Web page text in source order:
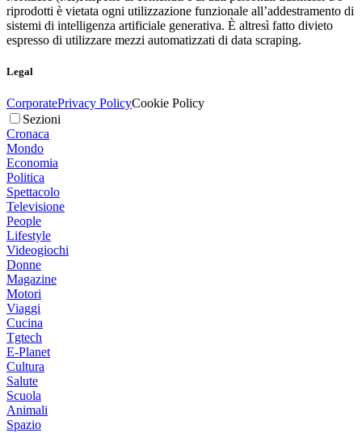
riprodotti è vietata ogni utilizzazione funzionale all’addestramento di
sistemi di intelligenza artificiale generativa. È altresì fatto divieto
espresso di utilizzare mezzi automatizzati di data scraping.
Legal
CorporatePrivacy PolicyCookie Policy
Sezioni
Cronaca
Mondo
Economia
Politica
Spettacolo
Televisione
People
Lifestyle
Videogiochi
Donne
Magazine
Motori
Viaggi
Cucina
Tgtech
E-Planet
Cultura
Salute
Scuola
Animali
Spazio